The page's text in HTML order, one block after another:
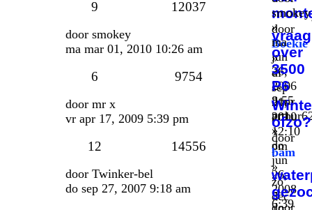
door
Boekie
»
di
sep
21,
2010
12:10
pm
smokey
»
ma
jun
26,
2006
8:55
pm
9 12037
door smokey
ma mar 01, 2010 10:26 am
vraag
over
3500
P6
door
»
do
jun
26,
2008
6:39
6 9754
door mr x
vr apr 17, 2009 5:39 pm
ofzo?
door
bam
»
zo
dec
12 14556
door Twinker-bel
do sep 27, 2007 9:18 am
door